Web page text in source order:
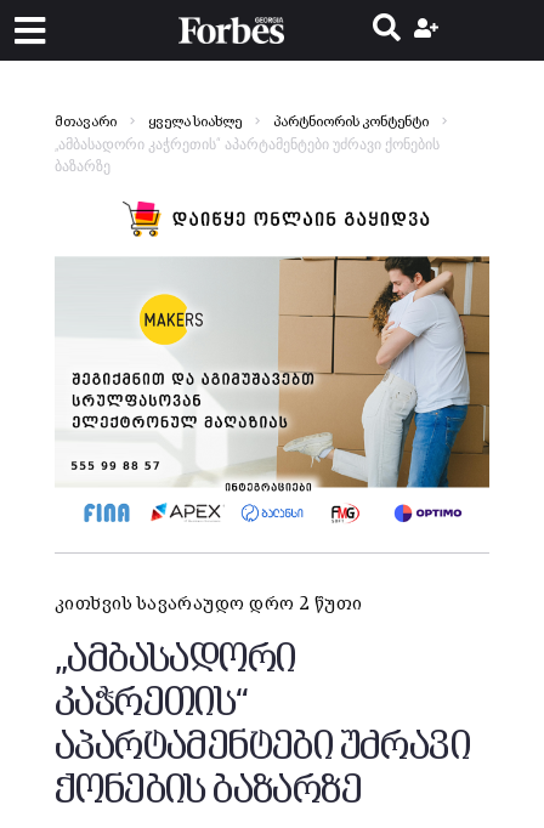
მთავარი ყველა სიახლე პარტნიორის კონტენტი
„ამბასადორი კაჭრეთის“ აპარტამენტები უძრავი ქონების
ბაზარზე
კითხვის სავარაუდო დრო 2 წუთი
„ამბასადორი
კაჭრეთის“
აპარტამენტები უძრავი
ქონების ბაზარზე